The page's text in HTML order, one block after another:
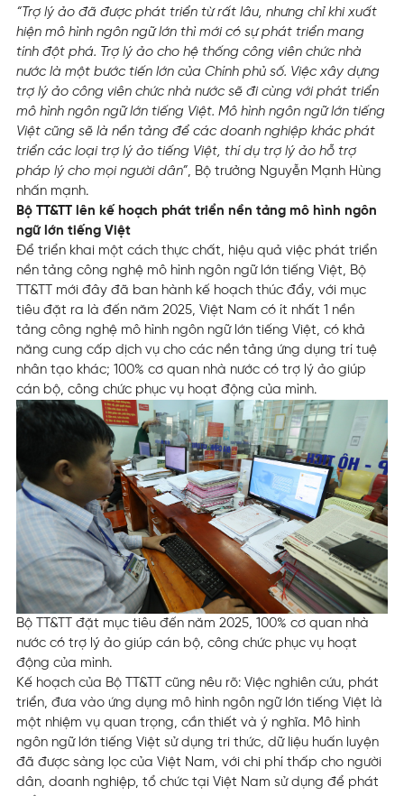
“Trợ lý ảo đã được phát triển từ rất lâu, nhưng chỉ khi xuất
hiện mô hình ngôn ngữ lớn thì mới có sự phát triển mang
tính đột phá. Trợ lý ảo cho hệ thống công viên chức nhà
nước là một bước tiến lớn của Chính phủ số. Việc xây dựng
trợ lý ảo công viên chức nhà nước sẽ đi cùng với phát triển
mô hình ngôn ngữ lớn tiếng Việt. Mô hình ngôn ngữ lớn tiếng
Việt cũng sẽ là nền tảng để các doanh nghiệp khác phát
triển các loại trợ lý ảo tiếng Việt, thí dụ trợ lý ảo hỗ trợ
pháp lý cho mọi người dân”, Bộ trưởng Nguyễn Mạnh Hùng
nhấn mạnh.
Bộ TT&TT lên kế hoạch phát triển nền tảng mô hình ngôn
ngữ lớn tiếng Việt
Để triển khai một cách thực chất, hiệu quả việc phát triển
nền tảng công nghệ mô hình ngôn ngữ lớn tiếng Việt, Bộ
TT&TT mới đây đã ban hành kế hoạch thúc đẩy, với mục
tiêu đặt ra là đến năm 2025, Việt Nam có ít nhất 1 nền
tảng công nghệ mô hình ngôn ngữ lớn tiếng Việt, có khả
năng cung cấp dịch vụ cho các nền tảng ứng dụng trí tuệ
nhân tạo khác; 100% cơ quan nhà nước có trợ lý ảo giúp
cán bộ, công chức phục vụ hoạt động của mình.
Bộ TT&TT đặt mục tiêu đến năm 2025, 100% cơ quan nhà
nước có trợ lý ảo giúp cán bộ, công chức phục vụ hoạt
động của mình.
Kế hoạch của Bộ TT&TT cũng nêu rõ: Việc nghiên cứu, phát
triển, đưa vào ứng dụng mô hình ngôn ngữ lớn tiếng Việt là
một nhiệm vụ quan trọng, cần thiết và ý nghĩa. Mô hình
ngôn ngữ lớn tiếng Việt sử dụng tri thức, dữ liệu huấn luyện
đã được sàng lọc của Việt Nam, với chi phí thấp cho người
dân, doanh nghiệp, tổ chức tại Việt Nam sử dụng để phát